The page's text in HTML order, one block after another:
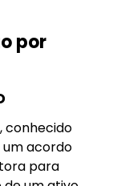
por
conhecido
um acordo
para